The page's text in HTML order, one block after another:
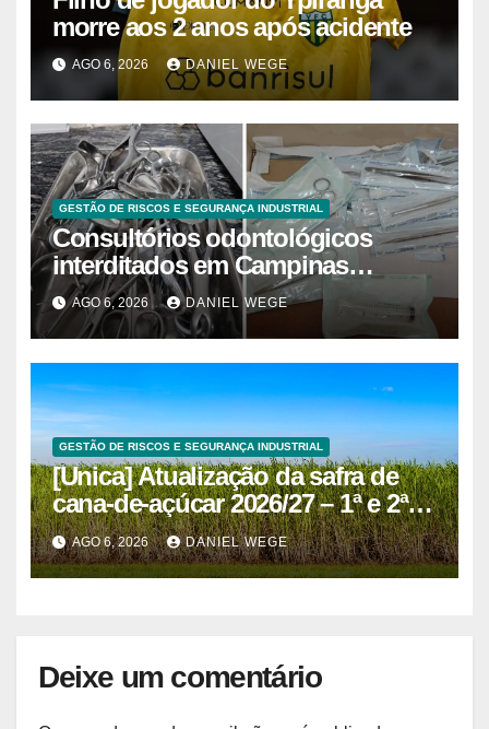
morre aos 2 anos após acidente
AGO 6, 2026 DANIEL WEGE
GESTÃO DE RISCOS E SEGURANÇA INDUSTRIAL
Consultórios odontológicos
interditados em Campinas
superam 2025
AGO 6, 2026 DANIEL WEGE
GESTÃO DE RISCOS E SEGURANÇA INDUSTRIAL
[Unica] Atualização da safra de
cana-de-açúcar 2026/27 – 1ª e 2ª
quinzenas de junho
AGO 6, 2026 DANIEL WEGE
Deixe um comentário